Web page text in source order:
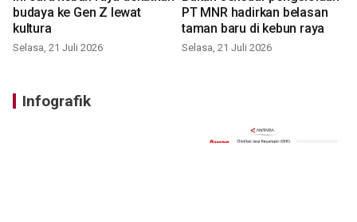
budaya ke Gen Z lewat
kultura
Selasa, 21 Juli 2026
PT MNR hadirkan belasan
taman baru di kebun raya
Selasa, 21 Juli 2026
Infografik